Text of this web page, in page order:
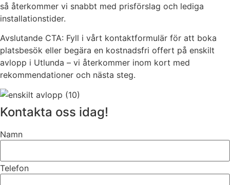
så återkommer vi snabbt med prisförslag och lediga
installationstider.
Avslutande CTA: Fyll i vårt kontaktformulär för att boka
platsbesök eller begära en kostnadsfri offert på enskilt
avlopp i Utlunda – vi återkommer inom kort med
rekommendationer och nästa steg.
Kontakta oss idag!
Namn
Telefon